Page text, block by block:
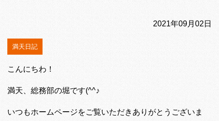
2021年09月02日
満天日記
こんにちわ！
満天、総務部の堀です(^^♪
いつもホームページをご覧いただきありがとうございま